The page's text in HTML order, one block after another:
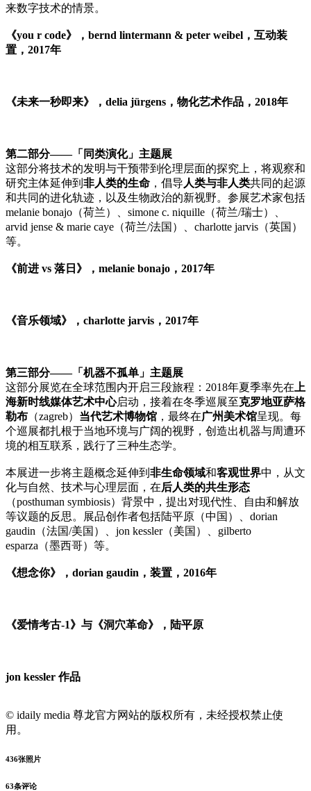
来数字技术的情景。
《you r code》，bernd lintermann & peter weibel，互动装
置，2017年
《未来一秒即来》，delia jürgens，物化艺术作品，2018年
第二部分——「同类演化」主题展
这部分将技术的发明与干预带到伦理层面的探究上，将观察和
研究主体延伸到 非人类的生命 ，倡导 人类与非人类共同的起源
和共同的进化轨迹，以及生物政治的新视野。参展艺术家包括
melanie bonajo（荷兰）、simone c. niquille（荷兰/瑞士）、
arvid jense & marie caye（荷兰/法国）、charlotte jarvis（英国）
等。
《前进 vs 落日》，melanie bonajo，2017年
《音乐领域》，charlotte jarvis，2017年
第三部分——「机器不孤单」主题展
这部分展览在全球范围内开启三段旅程：2018年夏季率先在 上
海新时线媒体艺术中心启动，接着在冬季巡展至克罗地亚萨格
勒布 （zagreb） 当代艺术博物馆 ，最终在广州美术馆呈现。每
个巡展都扎根于当地环境与广阔的视野，创造出机器与周遭环
境的相互联系，践行了三种生态学。
本展进一步将主题概念延伸到 非生命领域和客观世界中，从文
化与自然、技术与心理层面，在后人类的共生形态
（posthuman symbiosis）背景中，提出对现代性、自由和解放
等议题的反思。展品创作者包括陆平原（中国）、dorian
gaudin（法国/美国）、jon kessler（美国）、gilberto
esparza（墨西哥）等。
《想念你》，dorian gaudin，装置，2016年
《爱情考古-1》与《洞穴革命》，陆平原
jon kessler 作品
© idaily media 尊龙官方网站的版权所有，未经授权禁止使
用。
436张照片
63条评论